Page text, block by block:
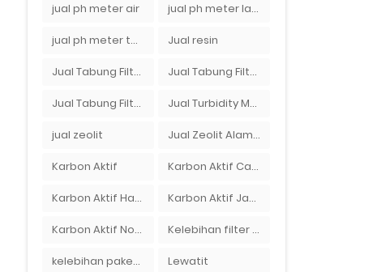
jual ph meter air jual ph meter laboratorium
jual ph meter tanah Jual resin
Jual Tabung Filter Air Jual Tabung Filter Air Murah
Jual Tabung Filter Air Surabaya Jual Turbidity Meter Harga Murah Di Sulawesi
jual zeolit Jual Zeolit Alam Murah Di Surabaya
Karbon Aktif Karbon Aktif Calgon
Karbon Aktif Haycarb Karbon Aktif Jacobi
Karbon Aktif Norit Kelebihan filter air Ady Water untuk menyaring air sumur bor di rumah"
kelebihan paket filter air Ady Water Lewatit